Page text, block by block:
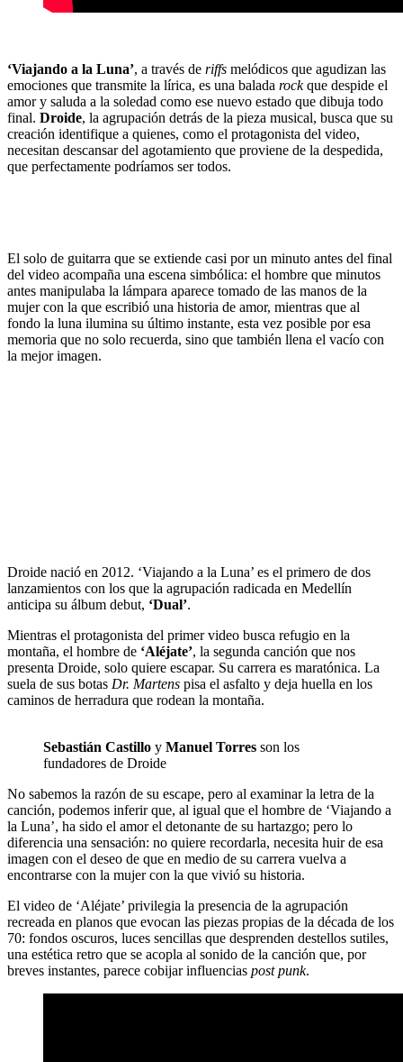
‘Viajando a la Luna’, a través de riffs melódicos que agudizan las
emociones que transmite la lírica, es una balada rockque despide el
amor y saluda a la soledad como ese nuevo estado que dibuja todo
final. Droide, la agrupación detrás de la pieza musical, busca que su
creación identifique a quienes, como el protagonista del video,
necesitan descansar del agotamiento que proviene de la despedida,
que perfectamente podríamos ser todos.
El solo de guitarra que se extiende casi por un minuto antes del final
del video acompaña una escena simbólica: el hombre que minutos
antes manipulaba la lámpara aparece tomado de las manos de la
mujer con la que escribió una historia de amor, mientras que al
fondo la luna ilumina su último instante, esta vez posible por esa
memoria que no solo recuerda, sino que también llena el vacío con
la mejor imagen.
Droide nació en 2012. ‘Viajando a la Luna’ es el primero de dos
lanzamientos con los que la agrupación radicada en Medellín
anticipa su álbum debut, ‘Dual’.
Mientras el protagonista del primer video busca refugio en la
montaña, el hombre de ‘Aléjate’, la segunda canción que nos
presenta Droide, solo quiere escapar. Su carrera es maratónica. La
suela de sus botas Dr. Martens pisa el asfalto y deja huella en los
caminos de herradura que rodean la montaña.
Sebastián Castillo y Manuel Torres son los
fundadores de Droide
No sabemos la razón de su escape, pero al examinar la letra de la
canción, podemos inferir que, al igual que el hombre de ‘Viajando a
la Luna’, ha sido el amor el detonante de su hartazgo; pero lo
diferencia una sensación: no quiere recordarla, necesita huir de esa
imagen con el deseo de que en medio de su carrera vuelva a
encontrarse con la mujer con la que vivió su historia.
El video de ‘Aléjate’ privilegia la presencia de la agrupación
recreada en planos que evocan las piezas propias de la década de los
70: fondos oscuros, luces sencillas que desprenden destellos sutiles,
una estética retro que se acopla al sonido de la canción que, por
breves instantes, parece cobijar influencias post punk.